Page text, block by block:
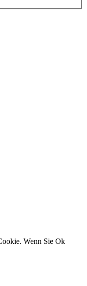
Wenn Sie Ok